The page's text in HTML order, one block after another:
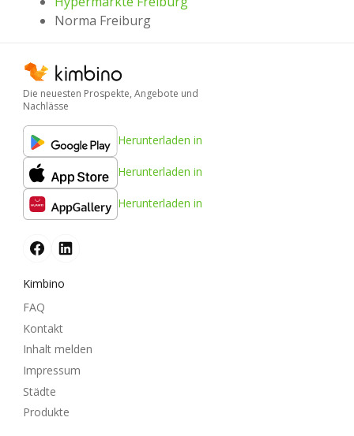
Norma Freiburg
Die neuesten Prospekte, Angebote und
Nachlässe
Herunterladen in
Herunterladen in
Herunterladen in
Kimbino
FAQ
Kontakt
Inhalt melden
Impressum
Städte
Produkte